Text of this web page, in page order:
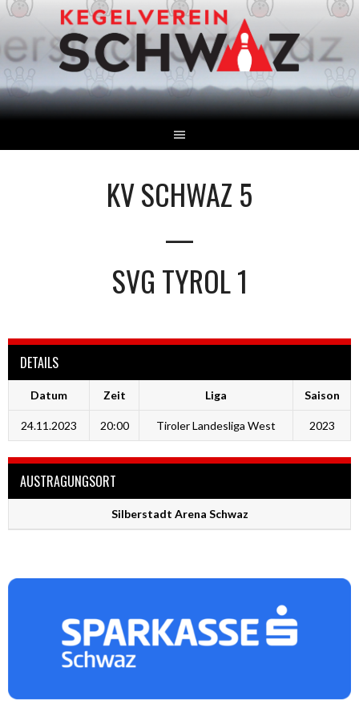
Springe
Inhalt
KV SCHWAZ 5
—
SVG TYROL 1
DETAILS
Datum Zeit Liga Saison
24.11.2023 20:00 Tiroler Landesliga West 2023
AUSTRAGUNGSORT
Silberstadt Arena Schwaz